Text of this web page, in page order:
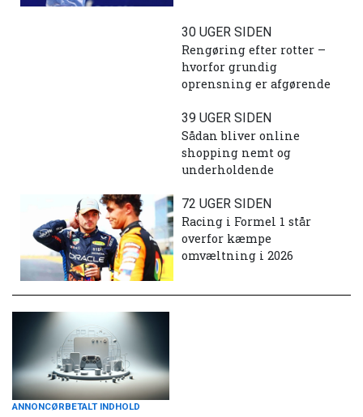
30 UGER SIDEN
Rengøring efter rotter –
hvorfor grundig
oprensning er afgørende
39 UGER SIDEN
Sådan bliver online
shopping nemt og
underholdende
72 UGER SIDEN
Racing i Formel 1 står
overfor kæmpe
omvæltning i 2026
ANNONCØRBETALT INDHOLD